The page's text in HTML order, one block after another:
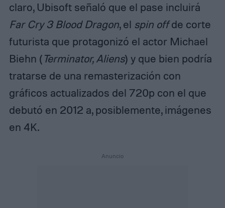
claro, Ubisoft señaló que el pase incluirá
Far Cry 3 Blood Dragon, el spin offde corte
futurista que protagonizó el actor Michael
Biehn (Terminator, Aliens) y que bien podría
tratarse de una remasterización con
gráficos actualizados del 720p con el que
debutó en 2012 a, posiblemente, imágenes
en 4K.